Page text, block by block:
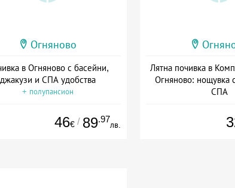
Огняново
в Огняново с басейни,
джакузи и СПА удобства
+ полупансион
46€ / 89.97
лв.
Лятна почивка в
Огняново: нощувка
СПА